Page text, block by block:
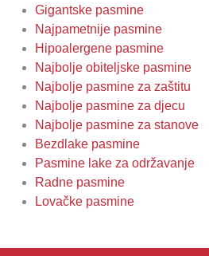
Gigantske pasmine
Najpametnije pasmine
Hipoalergene pasmine
Najbolje obiteljske pasmine
Najbolje pasmine za zaštitu
Najbolje pasmine za djecu
Najbolje pasmine za stanove
Bezdlake pasmine
Pasmine lake za održavanje
Radne pasmine
Lovačke pasmine